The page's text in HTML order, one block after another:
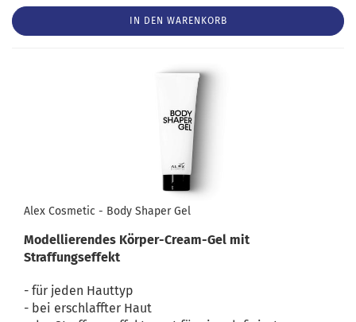
IN DEN WARENKORB
Alex Cosmetic - Body Shaper Gel
Modellierendes Körper-Cream-Gel mit
Straffungseffekt
- für jeden Hauttyp
- bei erschlaffter Haut